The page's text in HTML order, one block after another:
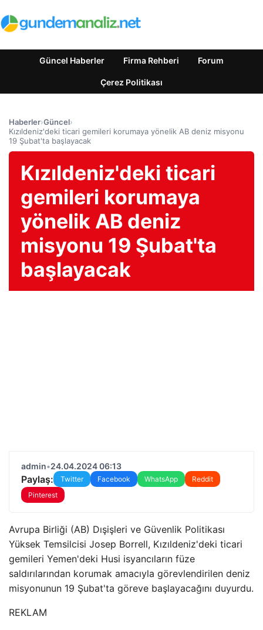
Güncel Haberler Firma Rehberi Forum
Çerez Politikası
Haberler›Güncel›
Kızıldeniz'deki ticari gemileri korumaya yönelik AB deniz misyonu
19 Şubat'ta başlayacak
Kızıldeniz'deki ticari
gemileri korumaya
yönelik AB deniz
misyonu 19 Şubat'ta
başlayacak
admin•24.04.2024 06:13
Paylaş: Twitter Facebook WhatsApp
Reddit
Pinterest
Avrupa Birliği (AB) Dışişleri ve Güvenlik Politikası
Yüksek Temsilcisi Josep Borrell, Kızıldeniz'deki ticari
gemileri Yemen'deki Husi isyancıların füze
saldırılarından korumak amacıyla görevlendirilen deniz
misyonunun 19 Şubat'ta göreve başlayacağını duyurdu.
REKLAM